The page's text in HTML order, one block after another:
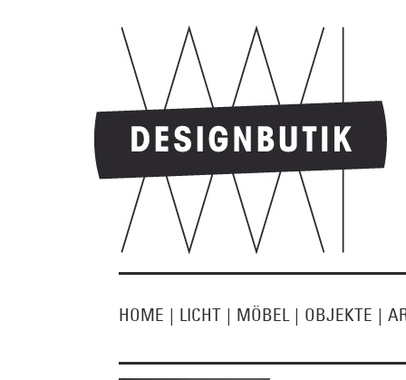
HOME | LICHT | MÖBEL | OBJEKTE |